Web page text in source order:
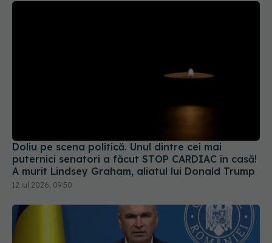
Doliu pe scena politică. Unul dintre cei mai
puternici senatori a făcut STOP CARDIAC în casă!
A murit Lindsey Graham, aliatul lui Donald Trump
12 iul 2026, 09:50